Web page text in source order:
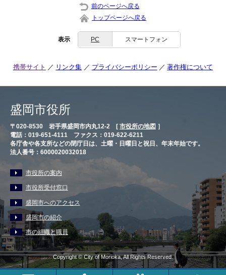
前のページへ戻る
トップページへ戻る
表示 PC スマートフォン
携帯サイト リンク集 プライバシーポリシー 著作権について
盛岡市役所
〒020-8530 岩手県盛岡市内丸12-2 [ 市役所の地図 ］
電話：019-651-4111 ファクス：019-622-6211
各庁舎や各支所などの閉庁日は、土曜・日曜日と祝日、年末年始です。
法人番号：6000020032018
市役所の案内
市役所受付窓口
盛岡市へのアクセス
盛岡市の紹介
市の組織と職員
Copyright © City of Morioka, All Rights Reserved.